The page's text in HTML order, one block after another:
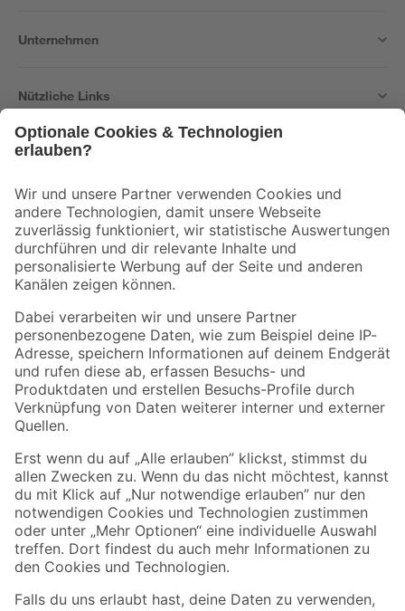
Unternehmen
Nützliche Links
Der toom Newsletter: Keine Angebote und Aktionen mehr verpassen!
Zur Newsletter Anmeldung
Folge uns
Zahlungsarten Versandarten
Sicher einkaufen
Jetzt die toom-App herunterladen